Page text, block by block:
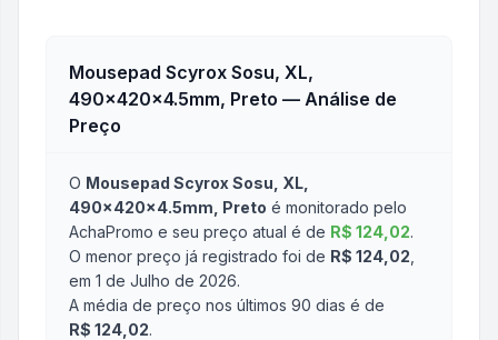
Mousepad Scyrox Sosu, XL,
490x420x4.5mm, Preto — Análise de
Preço
O Mousepad Scyrox Sosu, XL,
490x420x4.5mm, Preto é monitorado pelo
AchaPromo e seu preço atual é de R$ 124,02.
O menor preço já registrado foi de R$ 124,02
em 1 de Julho de 2026.
A média de preço nos últimos 90 dias é de
R$ 124,02.